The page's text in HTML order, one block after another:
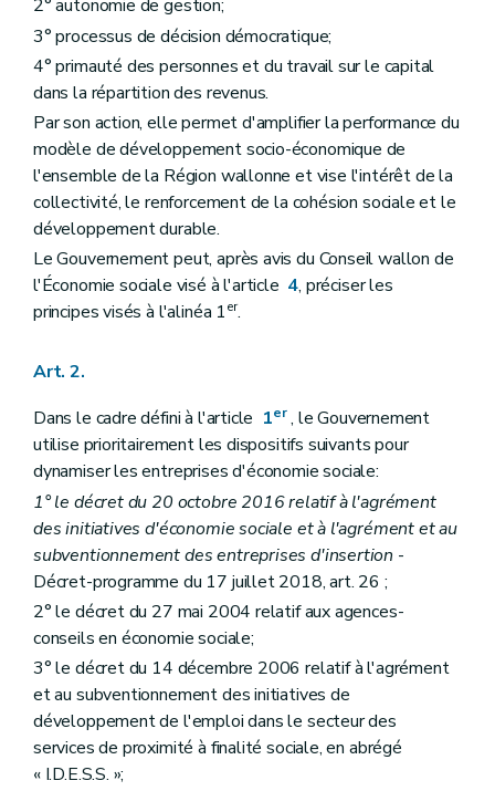
2° autonomie de gestion;
3° processus de décision démocratique;
4° primauté des personnes et du travail sur le capital
dans la répartition des revenus.
Par son action, elle permet d'amplifier la performance du
modèle de développement socio-économique de
l'ensemble de la Région wallonne et vise l'intérêt de la
collectivité, le renforcement de la cohésion sociale et le
développement durable.
Le Gouvernement peut, après avis du Conseil wallon de
l'Économie sociale visé à l'article 4, préciser les
principes visés à l'alinéa 1er.
Art. 2.
Dans le cadre défini à l'article 1er, le Gouvernement
utilise prioritairement les dispositifs suivants pour
dynamiser les entreprises d'économie sociale:
1° le décret du 20 octobre 2016 relatif à l'agrément
des initiatives d'économie sociale et à l'agrément et au
subventionnement des entreprises d'insertion -
Décret-programme du 17 juillet 2018, art. 26 ;
2° le décret du 27 mai 2004 relatif aux agences-
conseils en économie sociale;
3° le décret du 14 décembre 2006 relatif à l'agrément
et au subventionnement des initiatives de
développement de l'emploi dans le secteur des
services de proximité à finalité sociale, en abrégé
« I.D.E.S.S. »;